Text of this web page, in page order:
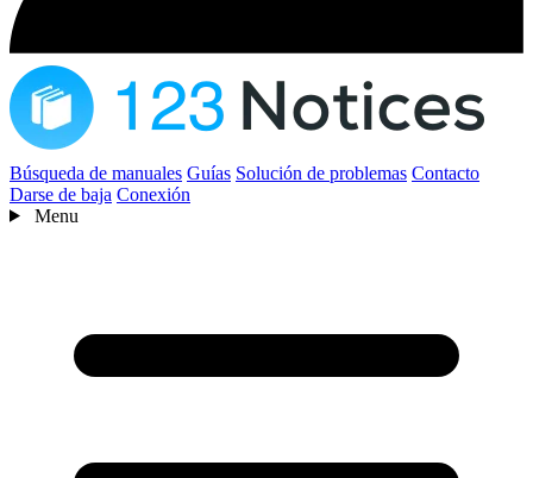
Búsqueda de manuales Guías Solución de problemas Contacto
Darse de baja Conexión
Menu